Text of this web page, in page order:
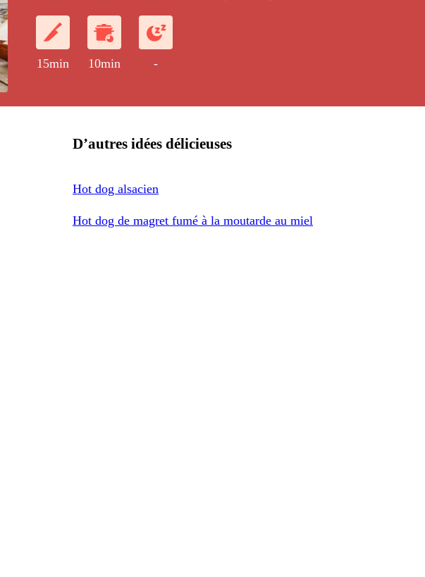
15min 10min -
D’autres idées délicieuses
Hot dog alsacien
Hot dog de magret fumé à la moutarde au miel